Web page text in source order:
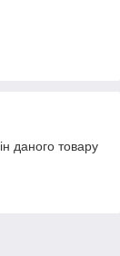
даного товару